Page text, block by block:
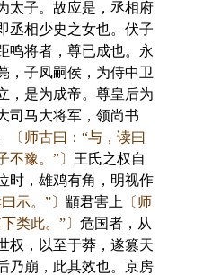
太子。故应是，丞相府
丞相少史之女也。伏子
鸣将者，尊已成也。永
，子凤嗣侯，为侍中卫
，是为成帝。尊皇后为
司马大将军，领尚书
〔师古曰：“与，读曰
豫。”〕 王氏之权自
时，雄鸡有角，明视作
示。”〕 顓君害上 〔师
类此。”〕 危国者，从
权，以至于莽，遂篡天
乃崩，此其效也。京房